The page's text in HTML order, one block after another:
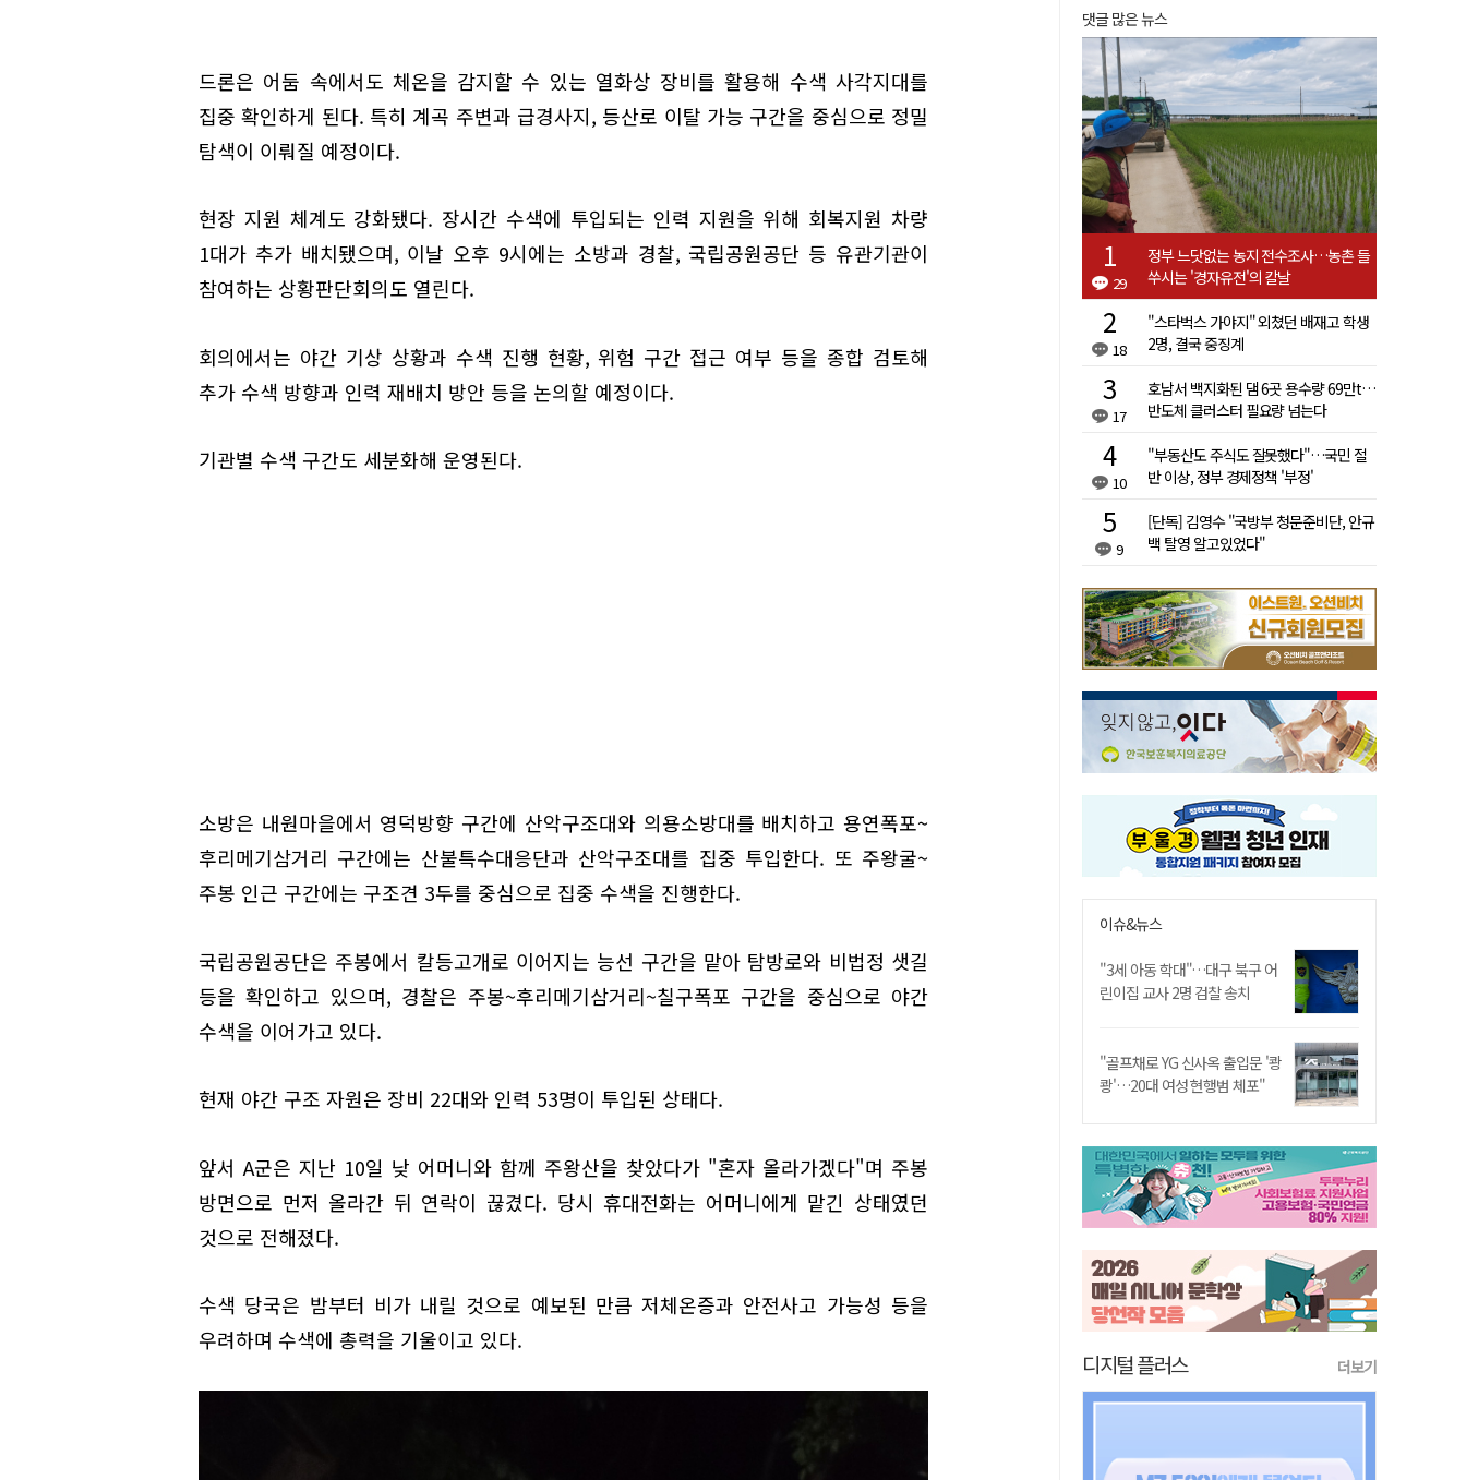
드론은 어둠 속에서도 체온을 감지할 수 있는 열화상 장비를 활용해 수색 사각지대를
집중 확인하게 된다. 특히 계곡 주변과 급경사지, 등산로 이탈 가능 구간을 중심으로 정밀
탐색이 이뤄질 예정이다.
현장 지원 체계도 강화됐다. 장시간 수색에 투입되는 인력 지원을 위해 회복지원 차량
1대가 추가 배치됐으며, 이날 오후 9시에는 소방과 경찰, 국립공원공단 등 유관기관이
참여하는 상황판단회의도 열린다.
회의에서는 야간 기상 상황과 수색 진행 현황, 위험 구간 접근 여부 등을 종합 검토해
추가 수색 방향과 인력 재배치 방안 등을 논의할 예정이다.
기관별 수색 구간도 세분화해 운영된다.
소방은 내원마을에서 영덕방향 구간에 산악구조대와 의용소방대를 배치하고 용연폭포~
후리메기삼거리 구간에는 산불특수대응단과 산악구조대를 집중 투입한다. 또 주왕굴~
주봉 인근 구간에는 구조견 3두를 중심으로 집중 수색을 진행한다.
국립공원공단은 주봉에서 칼등고개로 이어지는 능선 구간을 맡아 탐방로와 비법정 샛길
등을 확인하고 있으며, 경찰은 주봉~후리메기삼거리~칠구폭포 구간을 중심으로 야간
수색을 이어가고 있다.
현재 야간 구조 자원은 장비 22대와 인력 53명이 투입된 상태다.
앞서 A군은 지난 10일 낮 어머니와 함께 주왕산을 찾았다가 "혼자 올라가겠다"며 주봉
방면으로 먼저 올라간 뒤 연락이 끊겼다. 당시 휴대전화는 어머니에게 맡긴 상태였던
것으로 전해졌다.
수색 당국은 밤부터 비가 내릴 것으로 예보된 만큼 저체온증과 안전사고 가능성 등을
우려하며 수색에 총력을 기울이고 있다.
댓글 많은 뉴스
29
정부 느닷없는 농지 전수조사…농촌 들
쑤시는 '경자유전'의 칼날
18
"스타벅스 가야지" 외쳤던 배재고 학생
2명, 결국 중징계
17
호남서 백지화된 댐 6곳 용수량 69만t…
반도체 클러스터 필요량 넘는다
10
"부동산도 주식도 잘못했다"…국민 절
반 이상, 정부 경제정책 '부정'
9
[단독] 김영수 "국방부 청문준비단, 안규
백 탈영 알고있었다"
이슈&뉴스
"3세 아동 학대"…대구 북구 어
린이집 교사 2명 검찰 송치
"골프채로 YG 신사옥 출입문 '쾅
쾅'…20대 여성 현행범 체포"
디지털 플러스 더보기